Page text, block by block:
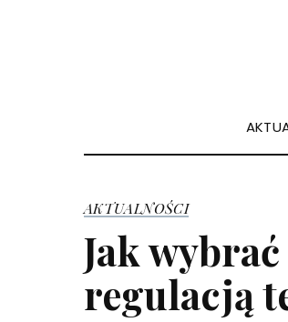
AKTUALNOŚCI
Jak
regulacją